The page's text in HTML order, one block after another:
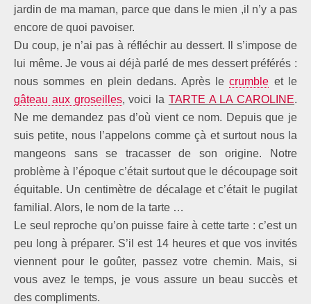
jardin de ma maman, parce que dans le mien ,il n’y a pas
encore de quoi pavoiser.
Du coup, je n’ai pas à réfléchir au dessert. Il s’impose de
lui même. Je vous ai déjà parlé de mes dessert préférés :
nous sommes en plein dedans. Après lecrumble et le
gâteau aux groseilles, voici la TARTE A LA CAROLINE.
Ne me demandez pas d’où vient ce nom. Depuis que je
suis petite, nous l’appelons comme çà et surtout nous la
mangeons sans se tracasser de son origine. Notre
problème à l’époque c’était surtout que le découpage soit
équitable. Un centimètre de décalage et c’était le pugilat
familial. Alors, le nom de la tarte …
Le seul reproche qu’on puisse faire à cette tarte : c’est un
peu long à préparer. S’il est 14 heures et que vos invités
viennent pour le goûter, passez votre chemin. Mais, si
vous avez le temps, je vous assure un beau succès et
des compliments.